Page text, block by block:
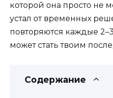
которой она просто не
устал от временных
повторяются каждые
может стать твоим
Содержание